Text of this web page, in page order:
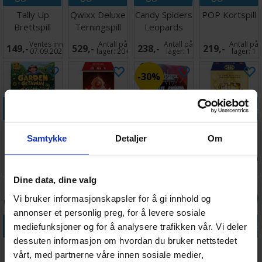
Samtykke Detaljer Om
Dine data, dine valg
Vi bruker informasjonskapsler for å gi innhold og
annonser et personlig preg, for å levere sosiale
mediefunksjoner og for å analysere trafikken vår. Vi deler
dessuten informasjon om hvordan du bruker nettstedet
vårt, med partnerne våre innen sosiale medier,
Tally Up
Brettspill
149,-Ventes inn
07.09.2026
Qwixx Deluxe
Terningspill
529,- Antall på
lager:20+
Candy Spiders
Leopards
Brettspill
238,- Antall på
lager:1
POP Kortspill
219,- Antall på
lager:1
Getaway
Brettspill
Brettspill
Legg i handlekurven
30%
Challenge
Legg i
Spørrespill
Antall på
Legg i handlekurven
Sortify
Brettspill
Legg i handlekurven
Search Party
Brettspill
Legg i handlekurven
30%
Second Guess
Brettspill
Legg i
Connect 4